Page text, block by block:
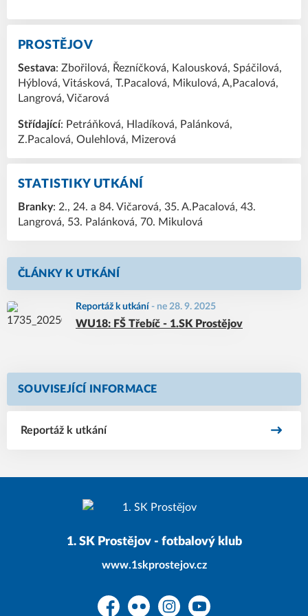
PROSTĚJOV
Sestava: Zbořilová, Řezníčková, Kalousková, Spáčilová,
Hýblová, Vitásková, T.Pacalová, Mikulová, A,Pacalová,
Langrová, Vičarová
Střídající: Petráňková, Hladíková, Palánková,
Z.Pacalová, Oulehlová, Mizerová
STATISTIKY UTKÁNÍ
Branky: 2., 24. a 84. Vičarová, 35. A.Pacalová, 43.
Langrová, 53. Palánková, 70. Mikulová
ČLÁNKY K UTKÁNÍ
Reportáž k utkání - ne 28. 9. 2025
WU18: FŠ Třebíč - 1.SK Prostějov
SOUVISEJÍCÍ INFORMACE
Reportáž k utkání
1. SK Prostějov - fotbalový klub
www.1skprostejov.cz
FacebookFlickr InstagramYouTube